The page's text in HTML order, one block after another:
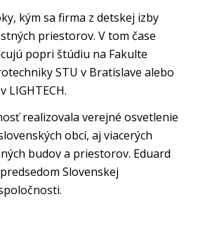
kým sa firma z detskej izby
priestorov. V tom čase
popri štúdiu na Fakulte
STU v Bratislave alebo
LIGHTECH.
realizovala verejné osvetlenie
obcí, aj viacerých
budov a priestorov. Eduard
Slovenskej